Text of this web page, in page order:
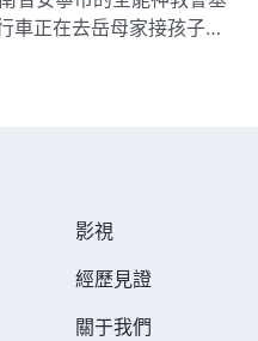
車正在去岳母家接孩子的
影視
經歷見證
關于我們